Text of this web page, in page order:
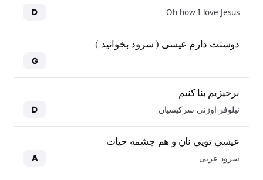
Oh how I love Jesus
D
دوستت دارم عیسی ( سرود بخوانید )
G
برخیزیم بنا کنیم
نیلوفر-اوژنی سرکیسیان D
عیسی تویی نان و هم چشمه حیات
سرود عربی A